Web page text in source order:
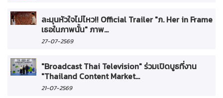
ละมุนหัวใจไม่ไหว!! Official Trailer "ภ. Her in Frame
เธอในภาพนั้น" ภาพ...
27-07-2569
"Broadcast Thai Television" ร่วมเปิดบูธที่งาน
"Thailand Content Market...
21-07-2569